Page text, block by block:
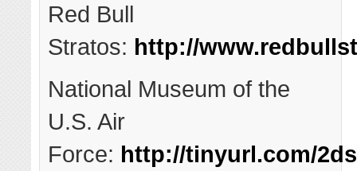
Red Bull
Stratos: http://
National Museum of the
U.S. Air
Force: http://tinyurl.com/